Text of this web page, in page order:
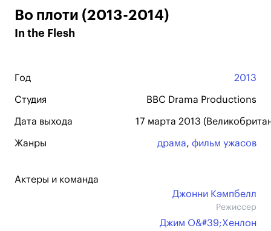
Во плоти (2013-2014)
In the Flesh
Год 2013
Студия BBC Drama Productions
Дата выхода 17 марта 2013
Жанры драма, фильм ужасов
Актеры и команда
Джонни Кэмпбелл
Режиссер
Джим О&#39;Хенлон